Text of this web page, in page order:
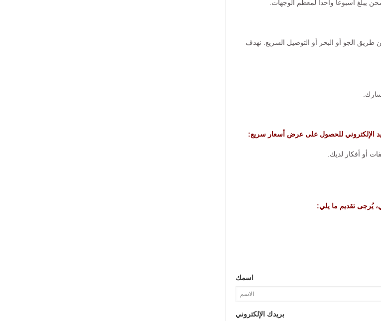
طريق الجو أو البحر أو التوصيل السريع. نهدف
الإلكتروني للحصول على عرض أسعار سريع:
يُرجى تقديم ما يلي:
اسمك
بريدك الإلكتروني